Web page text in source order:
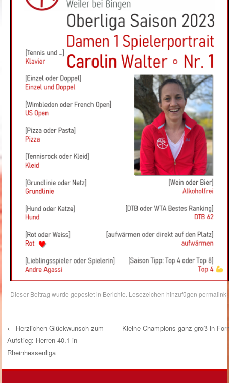
Dieser Beitrag wurde gepostet in Berichte . Lesezeichen hinzufügenpermalink
Post Navigation
← Herzlichen Glückwunsch zum
Aufstieg: Herren 40.1 in
Rheinhessenliga
Kleine Champions ganz groß in